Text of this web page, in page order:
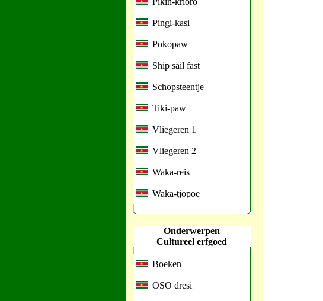
Pingi-kasi
Pokopaw
Ship sail fast
Schopsteentje
Tiki-paw
Vliegeren 1
Vliegeren 2
Waka-reis
Waka-tjopoe
Onderwerpen
Cultureel erfgoed
Boeken
OSO dresi